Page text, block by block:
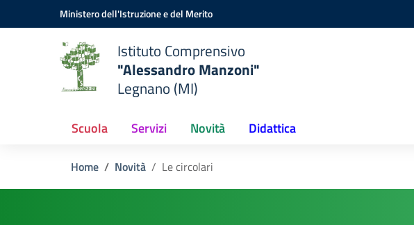
Vai ai contenuti
Vai al menu di navigazioneMinistero dell'Istruzione e del Merito
Istituto Comprensivo
"Alessandro Manzoni"
Legnano (MI)
Scuola Servizi Novità Didattica
Home Novità Le circolari